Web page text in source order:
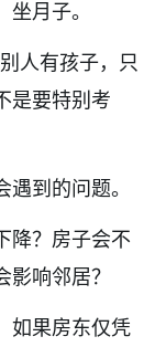
月子。
人有孩子，只
是要特别考
到的问题。
降？房子会不
响邻居？
如果房东仅凭